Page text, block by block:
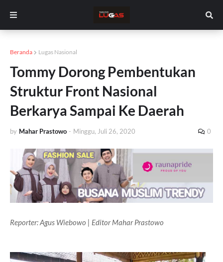
Beranda Lugas Nasional
Tommy Dorong Pembentukan
Struktur Front Nasional
Berkarya Sampai Ke Daerah
by Mahar Prastowo - Minggu, Juli 26, 2020 0
Reporter: Agus Wiebowo | Editor Mahar Prastowo